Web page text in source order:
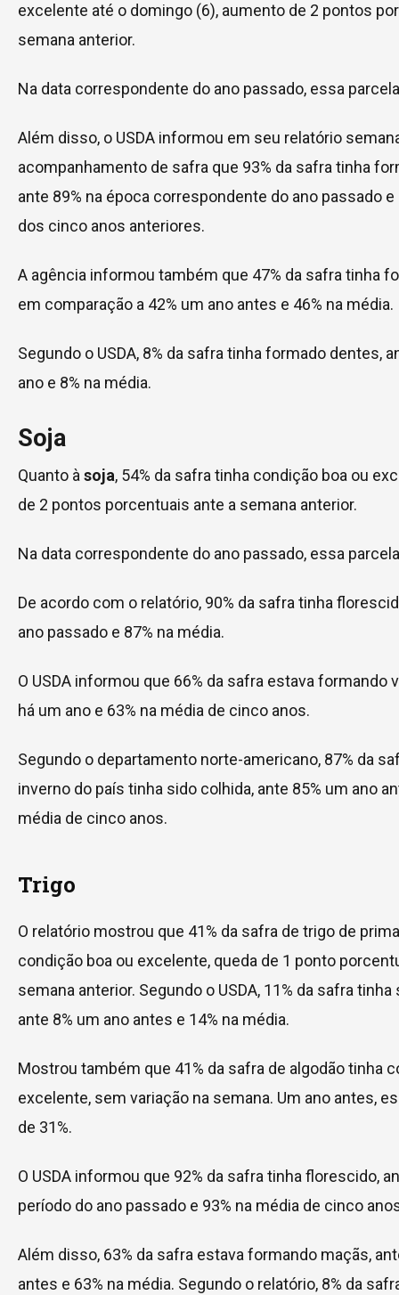
excelente até o domingo (6), aumento de 2 pontos
semana anterior.
Na data correspondente do ano passado, essa
Além disso, o USDA informou em seu relatório
acompanhamento de safra que 93% da safra tinha
ante 89% na época correspondente do ano passado e
dos cinco anos anteriores.
A agência informou também que 47% da safra tinha
em comparação a 42% um ano antes e 46% na média.
Segundo o USDA, 8% da safra tinha formado dentes,
ano e 8% na média.
Soja
Quanto à soja, 54% da safra tinha condição boa ou
de 2 pontos porcentuais ante a semana anterior.
Na data correspondente do ano passado, essa
De acordo com o relatório, 90% da safra tinha
ano passado e 87% na média.
O USDA informou que 66% da safra estava formando
há um ano e 63% na média de cinco anos.
Segundo o departamento norte-americano, 87% da
inverno do país tinha sido colhida, ante 85% um ano
média de cinco anos.
Trigo
O relatório mostrou que 41% da safra de trigo de
condição boa ou excelente, queda de 1 ponto
semana anterior. Segundo o USDA, 11% da safra tinha
ante 8% um ano antes e 14% na média.
Mostrou também que 41% da safra de algodão tinha
excelente, sem variação na semana. Um ano antes,
de 31%.
O USDA informou que 92% da safra tinha florescido,
período do ano passado e 93% na média de cinco
Além disso, 63% da safra estava formando maçãs,
antes e 63% na média. Segundo o relatório, 8% da